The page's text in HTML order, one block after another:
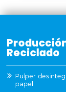
Reciclado
Pulper
papel